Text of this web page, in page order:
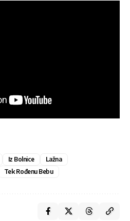
Iz Bolnice
Lažna
Tek Rođenu Bebu